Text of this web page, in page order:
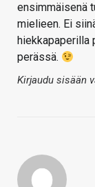
ensimmäisenä
mielieen. Ei
hiekkapaperilla
perässä.
Kirjaudu sisään